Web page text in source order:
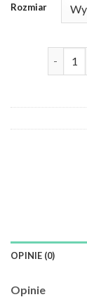
Rozmiar
OPINIE (0)
Opinie